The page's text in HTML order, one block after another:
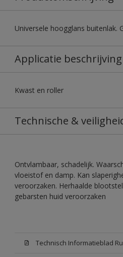
Universele hoogglans buitenlak.
Applicatie beschrijving
Kwast en roller
Technische &
Ontvlambaar, schadelijk.
vloeistof en damp. Kan
veroorzaken. Herhaalde
gebarsten huid veroorzaken
Technisch Informatieblad